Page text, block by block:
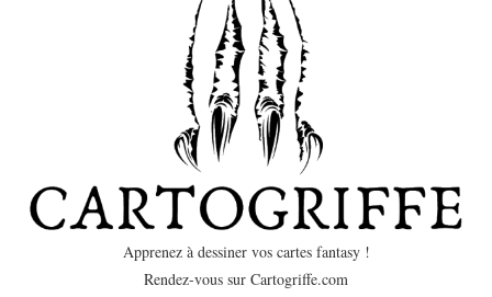
Apprenez à dessiner vos cartes fantasy !
Rendez-vous sur Cartogriffe.com